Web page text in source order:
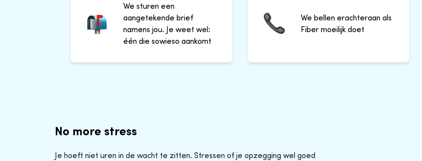
We sturen een
aangetekende brief
namens jou. Je weet wel:
één die sowieso aankomt
We bellen erachteraan als
Fiber moeilijk doet
No more stress
Je hoeft niet uren in de wacht te zitten. Stressen of je opzegging wel goed